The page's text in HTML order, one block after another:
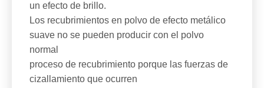
un efecto de brillo.
Los recubrimientos en polvo de efecto metálico
suave no se pueden producir con el polvo
normal
proceso de recubrimiento porque las fuerzas de
cizallamiento que ocurren